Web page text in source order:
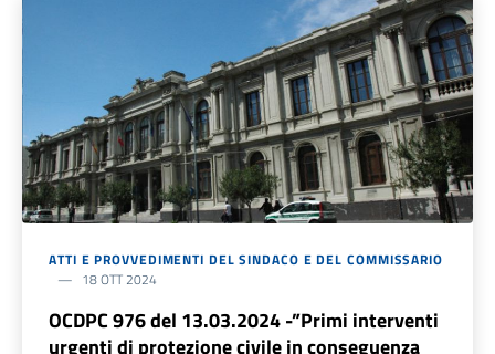
ATTI E PROVVEDIMENTI DEL SINDACO E DEL COMMISSARIO
18 OTT 2024
OCDPC 976 del 13.03.2024 -”Primi interventi
urgenti di protezione civile in conseguenza